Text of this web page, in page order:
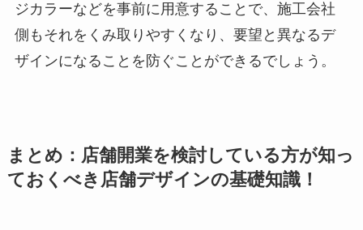
ジカラーなどを事前に用意することで、施工会社
側もそれをくみ取りやすくなり、要望と異なるデ
ザインになることを防ぐことができるでしょう。
まとめ：店舗開業を検討している方が知っ
ておくべき店舗デザインの基礎知識！